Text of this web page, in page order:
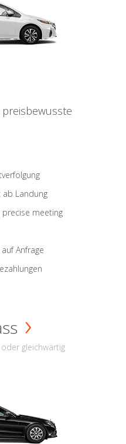
Landung
meeting
Anfrage
gleichwärtig